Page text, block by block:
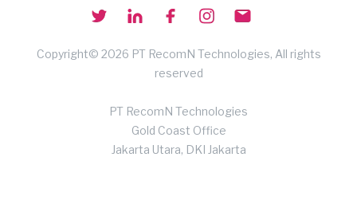
Copyright© 2026 PT RecomN Technologies, All rights
reserved
PT RecomN Technologies
Gold Coast Office
Jakarta Utara, DKI Jakarta